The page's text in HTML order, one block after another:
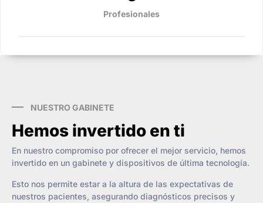
Profesionales
NUESTRO GABINETE
Hemos invertido en ti
En nuestro compromiso por ofrecer el mejor servicio, hemos
invertido en un gabinete y dispositivos de última tecnología.
Esto nos permite estar a la altura de las expectativas de
nuestros pacientes, asegurando diagnósticos precisos y